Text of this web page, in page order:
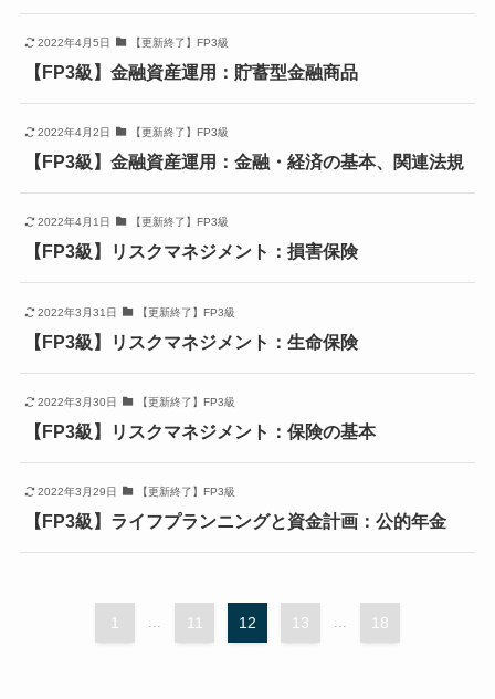
2022年4月5日 【更新終了】FP3級
【FP3級】金融資産運用：貯蓄型金融商品
2022年4月2日 【更新終了】FP3級
【FP3級】金融資産運用：金融・経済の基本、関連法規
2022年4月1日 【更新終了】FP3級
【FP3級】リスクマネジメント：損害保険
2022年3月31日 【更新終了】FP3級
【FP3級】リスクマネジメント：生命保険
2022年3月30日 【更新終了】FP3級
【FP3級】リスクマネジメント：保険の基本
2022年3月29日 【更新終了】FP3級
【FP3級】ライフプランニングと資金計画：公的年金
1 ... 11 12 13 ... 18